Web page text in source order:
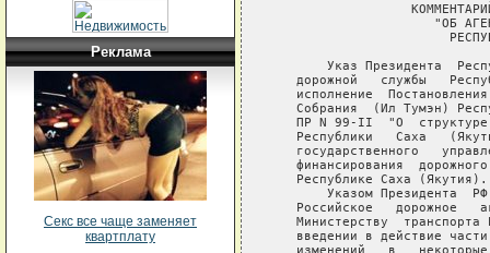
Реклама
Секс все чаще заменяет
квартплату
"ОБ
Указ Президента
дорожной   службы
исполнение
Собрания  (Ил Тумэн)
ПР N 99-II  "О
Республики   Саха
государственного
финансирования
   Республике Саха (Якутия).
Указом Президента
Российское   дорожное
Министерству  транспорта
введении в действие
изменений   в